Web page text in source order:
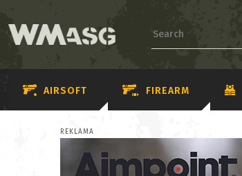
AIRSOFT FIREARM
REKLAMA